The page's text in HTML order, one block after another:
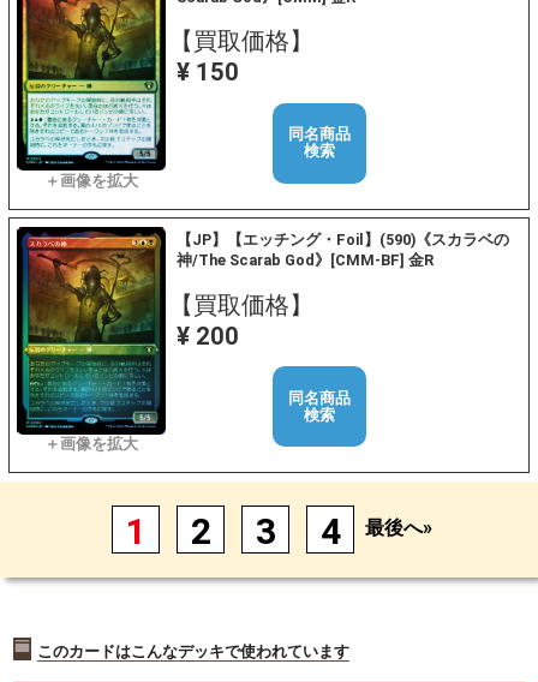
【買取価格】
¥ 150
同名商品
検索
【JP】【エッチング・Foil】(590)《スカラベの
神/The Scarab God》[CMM-BF] 金R
【買取価格】
¥ 200
同名商品
検索
1 2 3 4 最後へ»
このカードはこんなデッキで使われています